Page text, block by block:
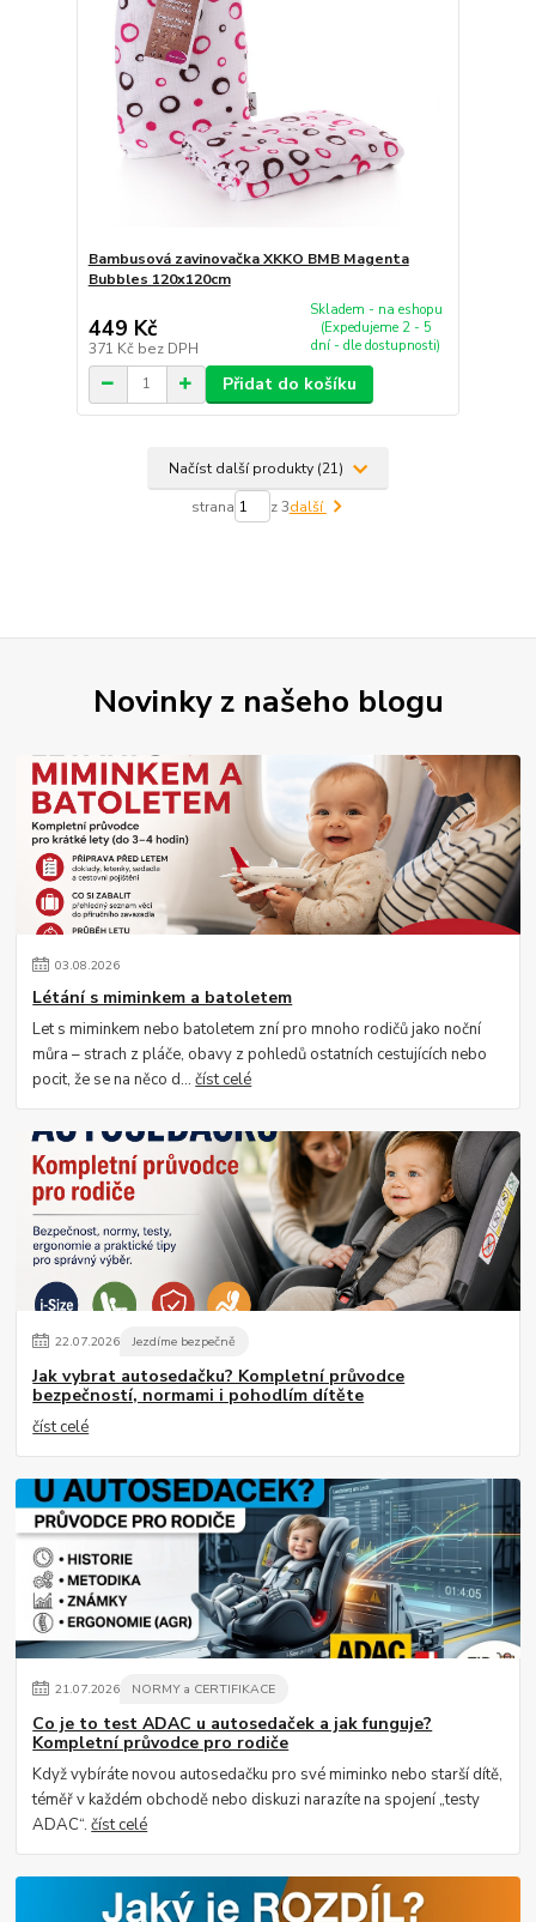
Bambusová zavinovačka XKKO BMB Magenta
Bubbles 120x120cm
449 Kč
371 Kč bez DPH
Skladem - na eshopu
(Expedujeme 2 - 5
dní - dle dostupnosti)
Přidat do košíku
Načíst další produkty (21)
strana z 3další
Novinky z našeho blogu
03.08.2026
Létání s miminkem a batoletem
Let s miminkem nebo batoletem zní pro mnoho rodičů jako noční
můra – strach z pláče, obavy z pohledů ostatních cestujících nebo
pocit, že se na něco d...číst celé
22.07.2026 Jezdíme bezpečně
Jak vybrat autosedačku? Kompletní průvodce
bezpečností, normami i pohodlím dítěte
číst celé
21.07.2026 NORMY a CERTIFIKACE
Co je to test ADAC u autosedaček a jak funguje?
Kompletní průvodce pro rodiče
Když vybíráte novou autosedačku pro své miminko nebo starší dítě,
téměř v každém obchodě nebo diskuzi narazíte na spojení „testy
ADAC“.číst celé